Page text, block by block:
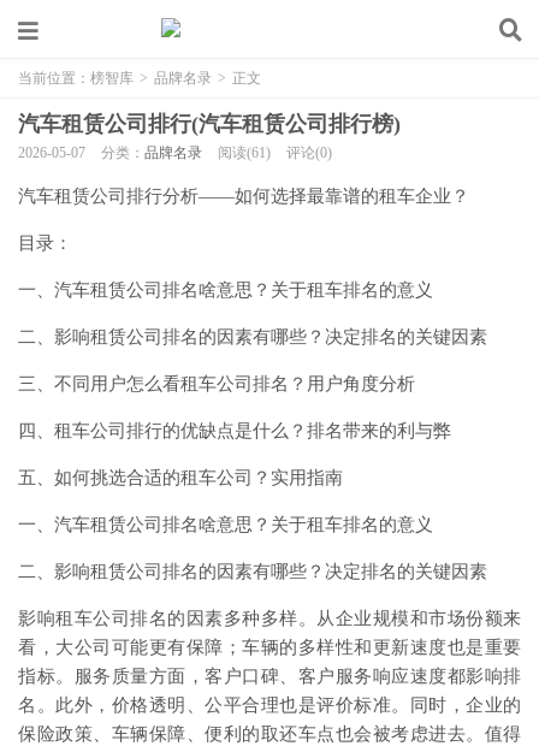
当前位置： 榜智库 > 品牌名录 > 正文
汽车租赁公司排行(汽车租赁公司排行榜)
2026-05-07 分类： 品牌名录 阅读(61) 评论(0)
汽车租赁公司排行分析——如何选择最靠谱的租车企业？
目录：
一、汽车租赁公司排名啥意思？关于租车排名的意义
二、影响租赁公司排名的因素有哪些？决定排名的关键因素
三、不同用户怎么看租车公司排名？用户角度分析
四、租车公司排行的优缺点是什么？排名带来的利与弊
五、如何挑选合适的租车公司？实用指南
一、汽车租赁公司排名啥意思？关于租车排名的意义
二、影响租赁公司排名的因素有哪些？决定排名的关键因素
影响租车公司排名的因素多种多样。从企业规模和市场份额来
看，大公司可能更有保障；车辆的多样性和更新速度也是重要
指标。服务质量方面，客户口碑、客户服务响应速度都影响排
名。此外，价格透明、公平合理也是评价标准。同时，企业的
保险政策、车辆保障、便利的取还车点也会被考虑进去。值得